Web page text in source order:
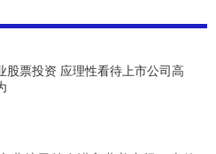
股票投资 应理性看待上市公司高